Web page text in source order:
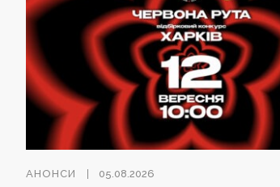
АНОНСИ 05.08.2026